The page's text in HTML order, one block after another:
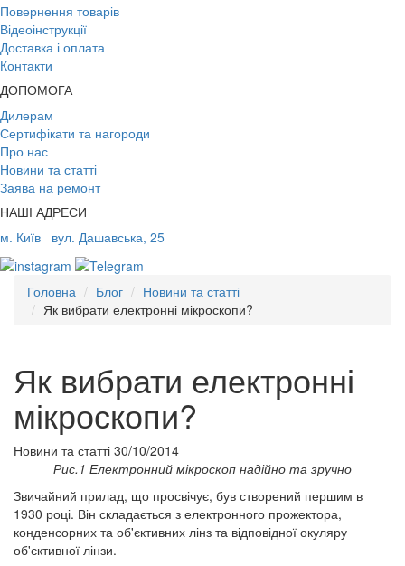
Повернення товарів
Відеоінструкції
Доставка і оплата
Контакти
ДОПОМОГА
Дилерам
Сертифікати та нагороди
Про нас
Новини та статті
Заява на ремонт
НАШІ АДРЕСИ
м. Київ
вул. Дашавська, 25
Головна Блог
Новини та статті
Як вибрати електронні мікроскопи?
Як вибрати електронні
мікроскопи?
Новини та статті 30/10/2014
Рис.1 Електронний мікроскоп надійно та зручно
Звичайний прилад, що просвічує, був створений першим в
1930 році. Він складається з електронного прожектора,
конденсорних та об'єктивних лінз та відповідної окуляру
об'єктивної лінзи.